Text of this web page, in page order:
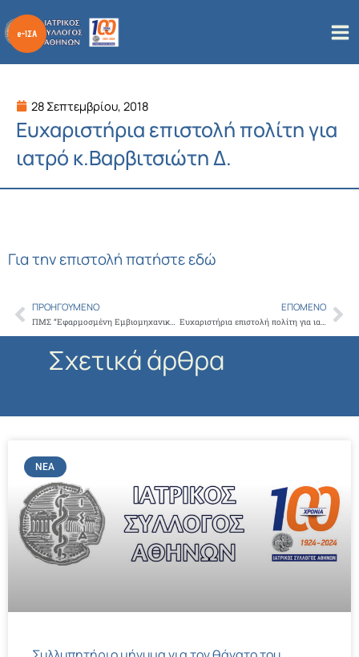
στο
περιεχόμενο
28 Σεπτεμβρίου, 2018
Ευχαριστήρια επιστολή πολίτη για
ιατρό κ.Βαρβιτσιώτη Δ.
Για την επιστολή πατήστε εδώ
Prev
ΠΡΟΗΓΟΎΜΕΝΟ
ΠΜΣ “Εφαρμοσμένη Εμβιομηχανική στην Ορθοπαιδική” από το ΕΚΠΑ
ΕΠΌΜΕΝΟ
Ευχαριστήρια επιστολή πολίτη για ιατρό κ. Μπαϊκούση Νικόλαο
Σχετικά άρθρα
ΝΈΑ